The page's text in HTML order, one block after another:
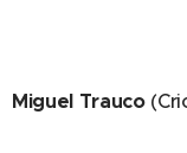
Miguel Trauco